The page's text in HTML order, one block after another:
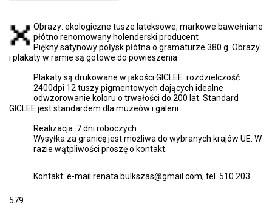
Obrazy: ekologiczne tusze lateksowe, markowe bawełniane
płótno renomowany holenderski producent
Piękny satynowy połysk płótna o gramaturze 380 g. Obrazy
i plakaty w ramie są gotowe do powieszenia
Plakaty są drukowane w jakości GICLEE: rozdzielczość
2400dpi 12 tuszy pigmentowych dających idealne
odwzorowanie koloru o trwałości do 200 lat. Standard
GICLEE jest standardem dla muzeów i galerii.
Realizacja: 7 dni roboczych
Wysyłka za granicę jest możliwa do wybranych krajów UE. W
razie wątpliwości proszę o kontakt.
Kontakt: e-mail renata.bulkszas@gmail.com, tel. 510 203
579